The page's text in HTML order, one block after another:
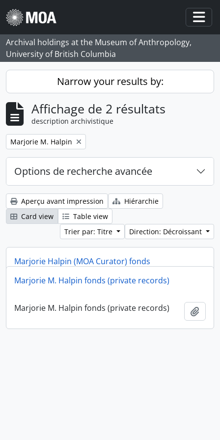
Skip to main content
Archival holdings at the Museum of Anthropology,
University of British Columbia
Narrow your results by:
Affichage de 2 résultats
description archivistique
Remove filter:
Marjorie M. Halpin
Options de recherche avancée
Aperçu avant impression
Hiérarchie
Card view
Table view
Trier par: Titre
Direction: Décroissant
Marjorie Halpin (MOA Curator) fonds
Marjorie Halpin (MOA Curator) fonds
Marjorie M. Halpin fonds (private records)
Marjorie M. Halpin fonds (private records)